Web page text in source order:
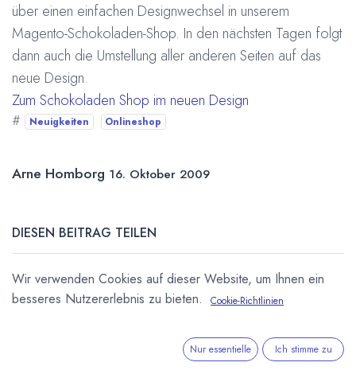
über einen einfachen Designwechsel in unserem
Magento-Schokoladen-Shop. In den nächsten Tagen folgt
dann auch die Umstellung aller anderen Seiten auf das
neue Design.
Zum Schokoladen Shop im neuen Design
# Neuigkeiten Onlineshop
Arne Homborg 16. Oktober 2009
DIESEN BEITRAG TEILEN
Wir verwenden Cookies auf dieser Website, um Ihnen ein
besseres Nutzererlebnis zu bieten.
Cookie-Richtlinien
Nur essentielle Ich stimme zu